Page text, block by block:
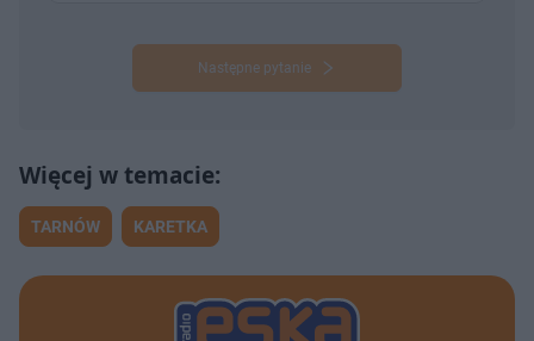
Następne pytanie
TARNÓW KARETKA